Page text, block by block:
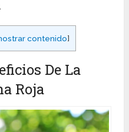
contenido]
De La
Roja